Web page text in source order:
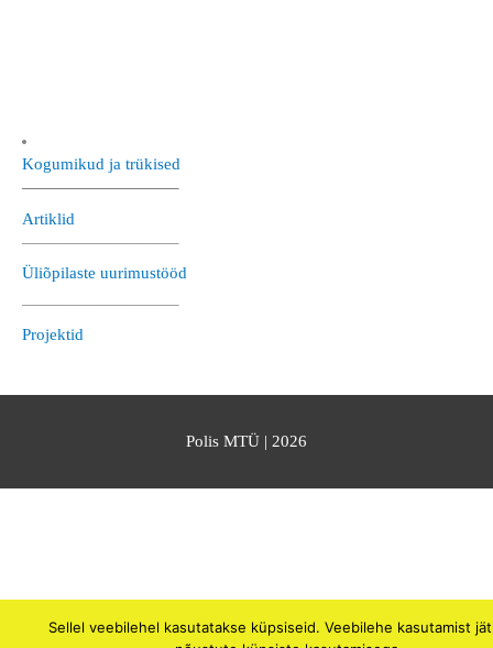
Kogumikud ja trükised
—————————–
Artiklid
—————————–
Üliõpilaste uurimustööd
—————————–
Projektid
Polis MTÜ | 2026
Sellel veebilehel kasutatakse küpsiseid. Veebilehe kasutamist